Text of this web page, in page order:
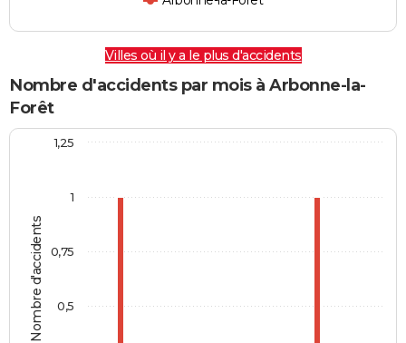
Villes où il y a le plus d'accidents
Nombre d'accidents par mois à Arbonne-la-
Forêt
Nombre d'accidents
1
0,5
0,75
1,25